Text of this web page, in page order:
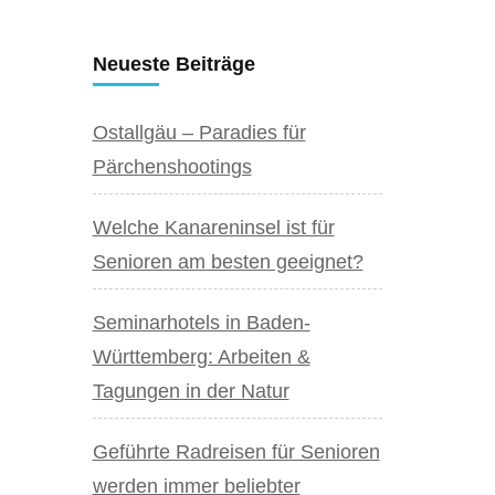
Neueste Beiträge
Ostallgäu – Paradies für
Pärchenshootings
Welche Kanareninsel ist für
Senioren am besten geeignet?
Seminarhotels in Baden-
Württemberg: Arbeiten &
Tagungen in der Natur
Geführte Radreisen für Senioren
werden immer beliebter